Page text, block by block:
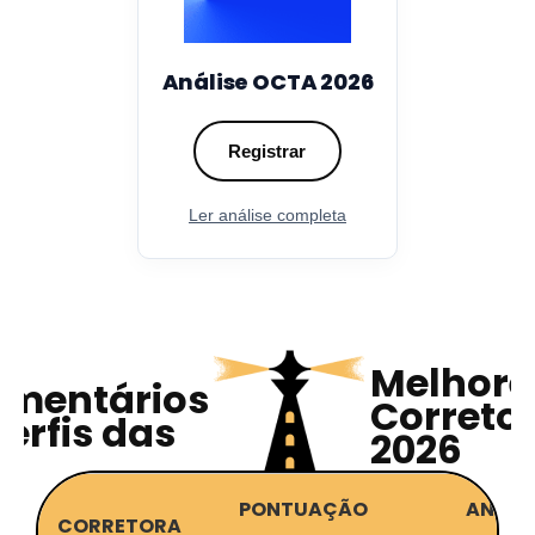
Análise OCTA 2026
Registrar
Ler análise completa
das 2026
CORRETORA
PONTUAÇÃO